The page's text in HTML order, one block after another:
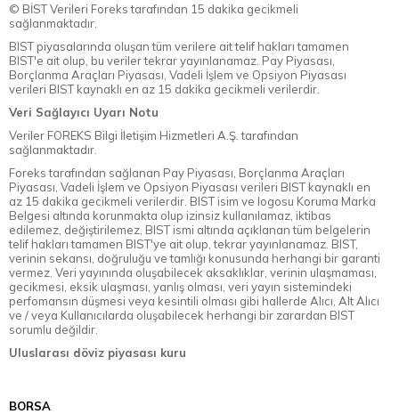
© BİST Verileri Foreks tarafından 15 dakika gecikmeli
sağlanmaktadır.
BIST piyasalarında oluşan tüm verilere ait telif hakları tamamen
BIST'e ait olup, bu veriler tekrar yayınlanamaz. Pay Piyasası,
Borçlanma Araçları Piyasası, Vadeli İşlem ve Opsiyon Piyasası
verileri BIST kaynaklı en az 15 dakika gecikmeli verilerdir.
Veri Sağlayıcı Uyarı Notu
Veriler FOREKS Bilgi İletişim Hizmetleri A.Ş. tarafından
sağlanmaktadır.
Foreks tarafından sağlanan Pay Piyasası, Borçlanma Araçları
Piyasası, Vadeli İşlem ve Opsiyon Piyasası verileri BIST kaynaklı en
az 15 dakika gecikmeli verilerdir. BIST isim ve logosu Koruma Marka
Belgesi altında korunmakta olup izinsiz kullanılamaz, iktibas
edilemez, değiştirilemez. BIST ismi altında açıklanan tüm belgelerin
telif hakları tamamen BIST'ye ait olup, tekrar yayınlanamaz. BIST,
verinin sekansı, doğruluğu ve tamlığı konusunda herhangi bir garanti
vermez. Veri yayınında oluşabilecek aksaklıklar, verinin ulaşmaması,
gecikmesi, eksik ulaşması, yanlış olması, veri yayın sistemindeki
perfomansın düşmesi veya kesintili olması gibi hallerde Alıcı, Alt Alıcı
ve / veya Kullanıcılarda oluşabilecek herhangi bir zarardan BIST
sorumlu değildir.
Uluslarası döviz piyasası kuru
BORSA